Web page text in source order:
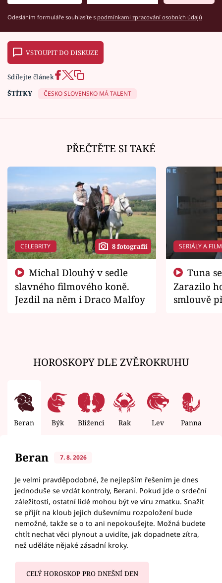
Odesláním formuláře souhlasíte s podmínkami zpracování osobních údajů
VSTOUPIT DO DISKUZE
Sdílejte článek
ŠTÍTKY
ČESKO SLOVENSKO MÁ TALENT
PŘEČTĚTE SI TAKÉ
CELEBRITY 8 fotografií
slavného filmového koně.
Jezdil na něm i Draco Malfoy
SERIÁLY A
Zarazilo
smlouvě
HOROSKOPY DLE ZVĚROKRUHU
Beran Býk Blíženci Rak Lev Panna
Beran 7. 8. 2026
Je velmi pravděpodobné, že nejlepším řešením je dnes
jednoduše se vzdát kontroly, Berani. Pokud jde o srdeční
záležitosti, ostatní lidé mohou být ve víru zmatku. Snažit
se přijít na kloub jejich duševnímu rozpoložení bude
nemožné, takže se o to ani nepokoušejte. Možná budete
chtít nechat věci plynout a uvidíte, jak dopadnete zítra,
než uděláte nějaké zásadní kroky.
CELÝ HOROSKOP PRO DNEŠNÍ DEN